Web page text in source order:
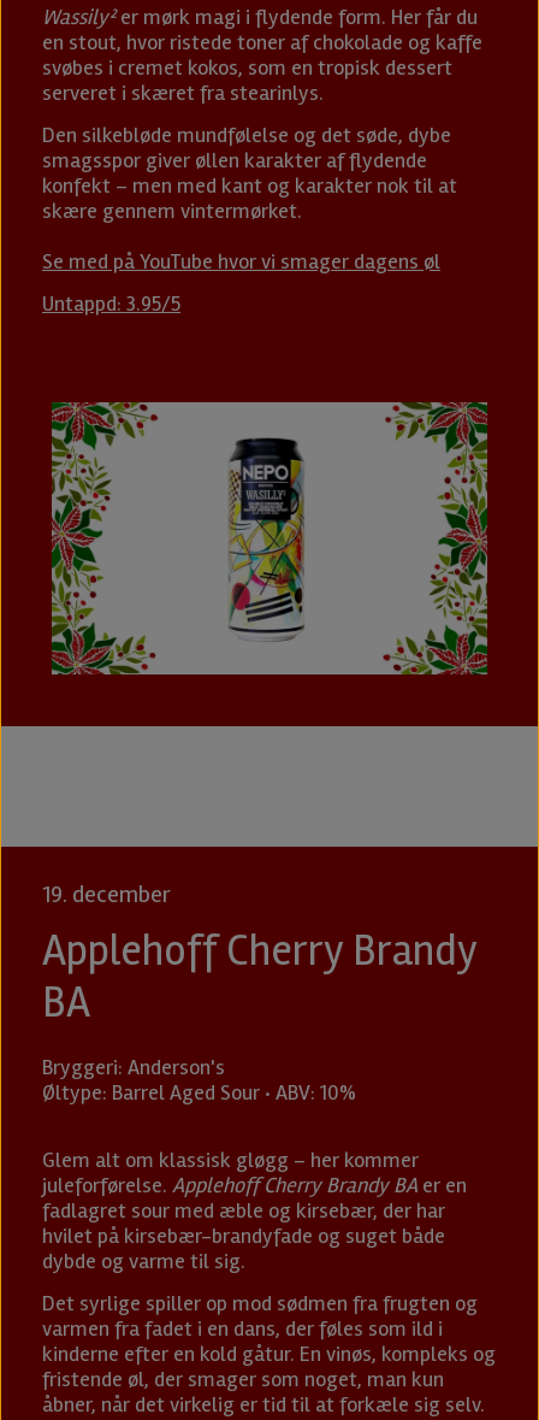
Wassily²er mørk magi i flydende form. Her får du
en stout, hvor ristede toner af chokolade og kaffe
svøbes i cremet kokos, som en tropisk dessert
serveret i skæret fra stearinlys.
Den silkebløde mundfølelse og det søde, dybe
smagsspor giver øllen karakter af flydende
konfekt – men med kant og karakter nok til at
skære gennem vintermørket.
Se med på YouTube hvor vi smager dagens øl
Untappd: 3.95/5
19. december
Applehoff Cherry Brandy
BA
Bryggeri: Anderson's
Øltype: Barrel Aged Sour · ABV: 10%
Glem alt om klassisk gløgg – her kommer
juleforførelse. Applehoff Cherry Brandy BA er en
fadlagret sour med æble og kirsebær, der har
hvilet på kirsebær-brandyfade og suget både
dybde og varme til sig.
Det syrlige spiller op mod sødmen fra frugten og
varmen fra fadet i en dans, der føles som ild i
kinderne efter en kold gåtur. En vinøs, kompleks og
fristende øl, der smager som noget, man kun
åbner, når det virkelig er tid til at forkæle sig selv.